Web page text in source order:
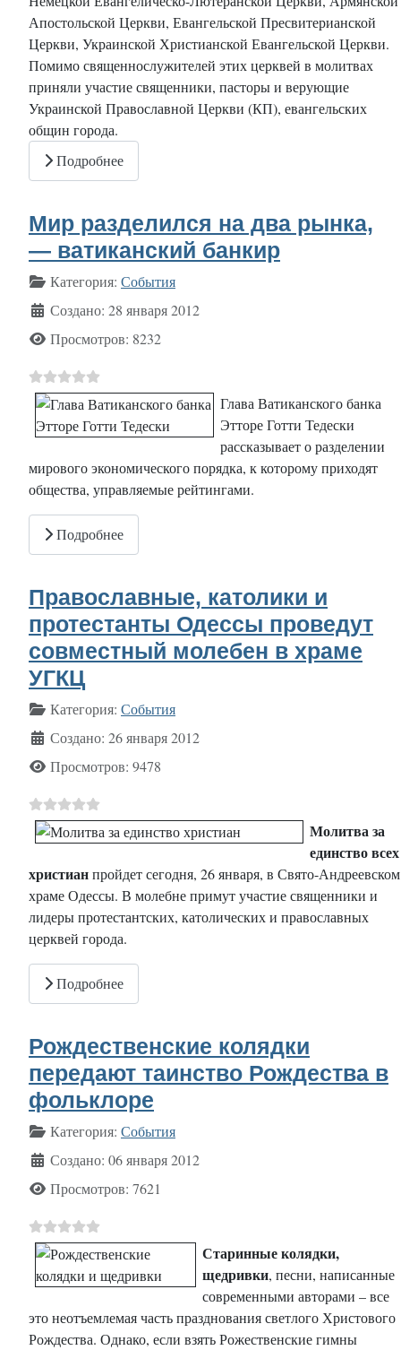
Апостольской Церкви, Евангельской Пресвитерианской
Церкви, Украинской Христианской Евангельской Церкви.
Помимо священнослужителей этих церквей в молитвах
приняли участие священники, пасторы и верующие
Украинской Православной Церкви (КП), евангельских
общин города.
Подробнее
Мир разделился на два рынка,
— ватиканский банкир
Информация о материале
Категория: События
Создано: 28 января 2012
Просмотров: 8232
Глава Ватиканского банка
Этторе Готти Тедески
рассказывает о разделении
мирового экономического порядка, к которому приходят
общества, управляемые рейтингами.
Подробнее
Православные, католики и
протестанты Одессы проведут
совместный молебен в храме
УГКЦ
Информация о материале
Категория: События
Создано: 26 января 2012
Просмотров: 9478
Молитва за
единство всех
христианпройдет сегодня, 26 января, в Свято-Андреевском
храме Одессы. В молебне примут участие священники и
лидеры протестантских, католических и православных
церквей города.
Подробнее
Рождественские колядки
передают таинство Рождества в
фольклоре
Информация о материале
Категория: События
Создано: 06 января 2012
Просмотров: 7621
Старинные колядки,
щедривки, песни, написанные
современными авторами – все
это неотъемлемая часть празднования светлого Христового
Рождества. Однако, если взять Рожественские гимны